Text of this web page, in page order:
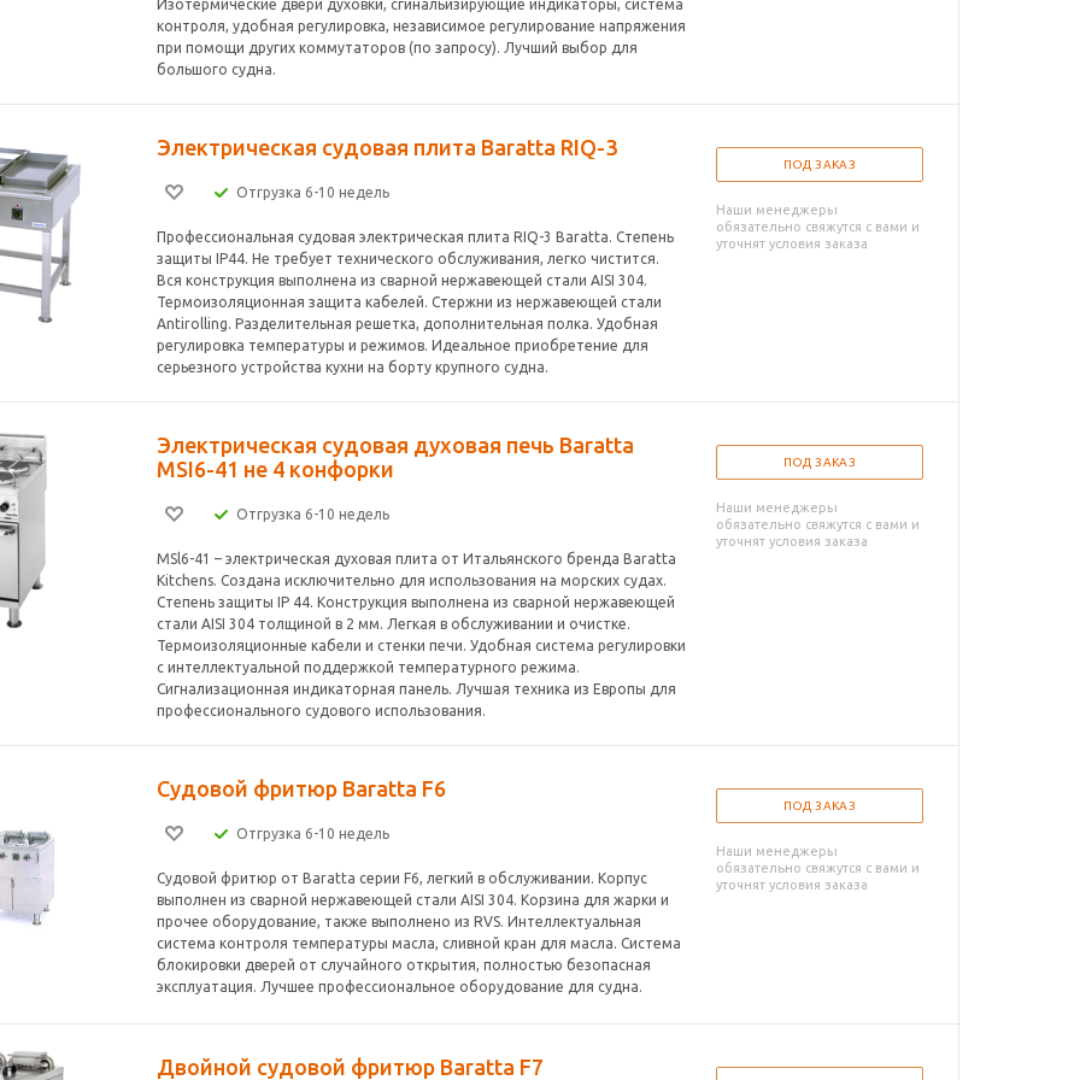
Изотермические двери духовки, сгинальизирующие индикаторы, система
контроля, удобная регулировка, независимое регулирование напряжения
при помощи других коммутаторов (по запросу). Лучший выбор для
большого судна.
Электрическая судовая плита Baratta RIQ-3
Отгрузка 6-10 недель
Профессиональная судовая электрическая плита RIQ-3 Baratta. Степень
защиты IP44. Не требует технического обслуживания, легко чистится.
Вся конструкция выполнена из сварной нержавеющей стали AISI 304.
Термоизоляционная защита кабелей. Стержни из нержавеющей стали
Antirolling. Разделительная решетка, дополнительная полка. Удобная
регулировка температуры и режимов. Идеальное приобретение для
серьезного устройства кухни на борту крупного судна.
ПОД ЗАКАЗ
Наши менеджеры
обязательно свяжутся с вами и
уточнят условия заказа
Электрическая судовая духовая печь Baratta
MSI6-41 не 4 конфорки
Отгрузка 6-10 недель
MSl6-41 – электрическая духовая плита от Итальянского бренда Baratta
Kitchens. Создана исключительно для использования на морских судах.
Степень защиты IP 44. Конструкция выполнена из сварной нержавеющей
стали AISI 304 толщиной в 2 мм. Легкая в обслуживании и очистке.
Термоизоляционные кабели и стенки печи. Удобная система регулировки
с интеллектуальной поддержкой температурного режима.
Сигнализационная индикаторная панель. Лучшая техника из Европы для
профессионального судового использования.
ПОД ЗАКАЗ
Наши менеджеры
обязательно свяжутся с вами и
уточнят условия заказа
Судовой фритюр Baratta F6
Отгрузка 6-10 недель
Судовой фритюр от Baratta серии F6, легкий в обслуживании. Корпус
выполнен из сварной нержавеющей стали AISI 304. Корзина для жарки и
прочее оборудование, также выполнено из RVS. Интеллектуальная
система контроля температуры масла, сливной кран для масла. Система
блокировки дверей от случайного открытия, полностью безопасная
эксплуатация. Лучшее профессиональное оборудование для судна.
ПОД ЗАКАЗ
Наши менеджеры
обязательно свяжутся с вами и
уточнят условия заказа
Двойной судовой фритюр Baratta F7